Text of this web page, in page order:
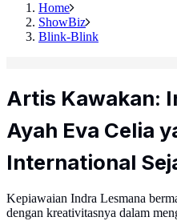
Home
ShowBiz
Blink-Blink
Artis Kawakan:
Ayah Eva Celia
International
Kepiawaian Indra Lesmana
dengan kreativitasnya dalam